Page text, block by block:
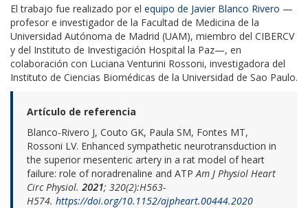
El trabajo fue realizado por el equipo de Javier Blanco Rivero —
profesor e investigador de la Facultad de Medicina de la
Universidad Autónoma de Madrid (UAM), miembro del CIBERCV
y del Instituto de Investigación Hospital la Paz—, en
colaboración con Luciana Venturini Rossoni, investigadora del
Instituto de Ciencias Biomédicas de la Universidad de Sao Paulo.
Artículo de referencia
Blanco-Rivero J, Couto GK, Paula SM, Fontes MT,
Rossoni LV. Enhanced sympathetic neurotransduction in
the superior mesenteric artery in a rat model of heart
failure: role of noradrenaline and ATPAm J Physiol Heart
Circ Physiol. 2021; 320(2):H563-
H574. https://doi.org/10.1152/ajpheart.00444.2020